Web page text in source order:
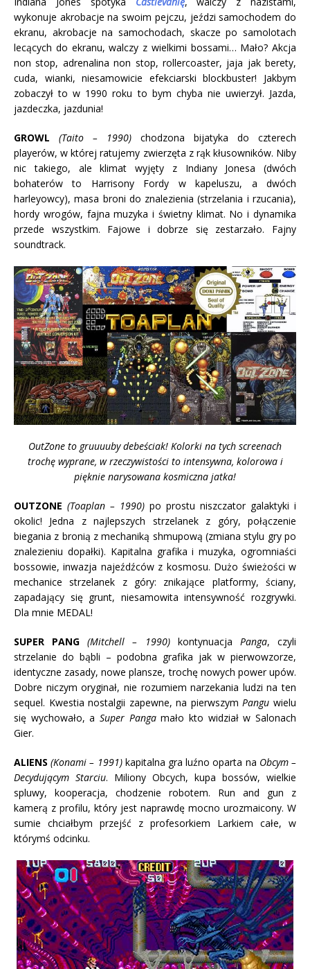
wykonuje akrobacje na swoim pejczu, jeździ samochodem do
ekranu, akrobacje na samochodach, skacze po samolotach
lecących do ekranu, walczy z wielkimi bossami… Mało? Akcja
non stop, adrenalina non stop, rollercoaster, jaja jak berety,
cuda, wianki, niesamowicie efekciarski blockbuster! Jakbym
zobaczył to w 1990 roku to bym chyba nie uwierzył. Jazda,
jazdeczka, jazdunia!
GROWL (Taito – 1990) chodzona bijatyka do czterech
playerów, w której ratujemy zwierzęta z rąk kłusowników. Niby
nic takiego, ale klimat wyjęty z Indiany Jonesa (dwóch
bohaterów to Harrisony Fordy w kapeluszu, a dwóch
harleyowcy), masa broni do znalezienia (strzelania i rzucania),
hordy wrogów, fajna muzyka i świetny klimat. No i dynamika
przede wszystkim. Fajowe i dobrze się zestarzało. Fajny
soundtrack.
OutZone to gruuuuby debeściak! Kolorki na tych screenach
trochę wyprane, w rzeczywistości to intensywna, kolorowa i
pięknie narysowana kosmiczna jatka!
OUTZONE (Toaplan – 1990) po prostu niszczator galaktyki i
okolic! Jedna z najlepszych strzelanek z góry, połączenie
biegania z bronią z mechaniką shmupową (zmiana stylu gry po
znalezieniu dopałki). Kapitalna grafika i muzyka, ogromniaści
bossowie, inwazja najeźdźców z kosmosu. Dużo świeżości w
mechanice strzelanek z góry: znikające platformy, ściany,
zapadający się grunt, niesamowita intensywność rozgrywki.
Dla mnie MEDAL!
SUPER PANG (Mitchell – 1990) kontynuacja Panga, czyli
strzelanie do bąbli – podobna grafika jak w pierwowzorze,
identyczne zasady, nowe plansze, trochę nowych power upów.
Dobre niczym oryginał, nie rozumiem narzekania ludzi na ten
sequel. Kwestia nostalgii zapewne, na pierwszym Pangu wielu
się wychowało, a Super Pangamało kto widział w Salonach
Gier.
ALIENS (Konami – 1991) kapitalna gra luźno oparta na Obcym –
Decydującym Starciu. Miliony Obcych, kupa bossów, wielkie
spluwy, kooperacja, chodzenie robotem. Run and gun z
kamerą z profilu, który jest naprawdę mocno urozmaicony. W
sumie chciałbym przejść z profesorkiem Larkiem całe, w
którymś odcinku.